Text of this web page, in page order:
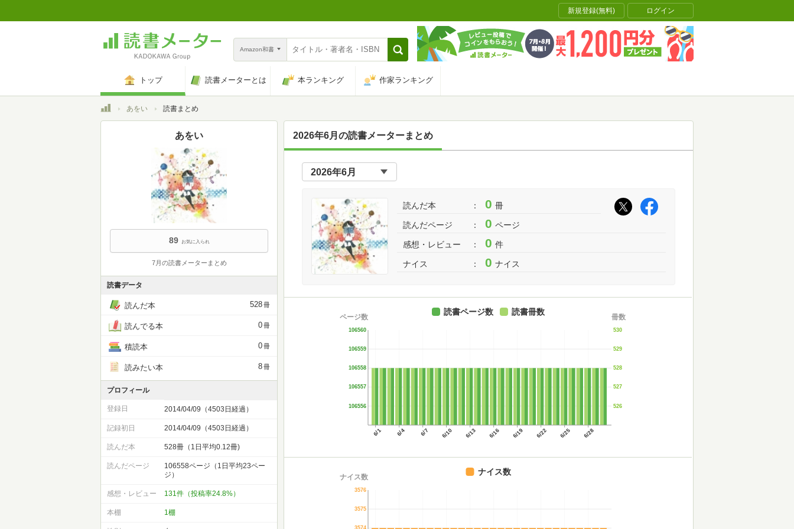
新規登録(無料) ログイン
Amazon和書
トップ 読書メーターとは 本ランキング 作家ランキング
トップあをい 読書まとめ
2026年6月の読書メーターまとめ
読んだ本 0 冊
読んだページ 0 ページ
感想・レビュー 0 件
ナイス 0 ナイス
6/1 6/4 6/7 6/10 6/13 6/16 6/19 6/22 6/25 6/28
106556
106557
106558
106559
106560
ページ数
526
527
528
529
530
冊数
読書ページ数 読書冊数
3575
3576
ナイス数
ナイス数
あをい
89 お気に入られ
7月の読書メーターまとめ
読書データ
読んだ本 528冊
読んでる本 0冊
積読本 0冊
読みたい本 8冊
プロフィール
登録日 2014/04/09（4503日経過）
記録初日 2014/04/09（4503日経過）
読んだ本 528冊（1日平均0.12冊)
読んだページ
106558ページ（1日平均23ペー
ジ）
感想・レビュー 131件（投稿率24.8%）
本棚 1棚